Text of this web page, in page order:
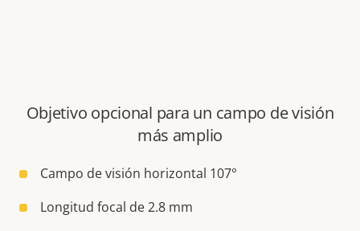
Objetivo opcional para un campo de visión
más amplio
Campo de visión horizontal 107°
Longitud focal de 2.8 mm